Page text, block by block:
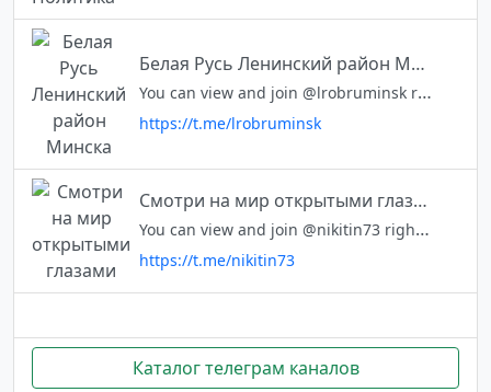
Белая Русь Ленинский район Минска
You can view and join @lrobruminsk right away.
https://t.me/lrobruminsk
Смотри на мир открытыми глазами
You can view and join @nikitin73 right away.
https://t.me/nikitin73
Каталог телеграм каналов